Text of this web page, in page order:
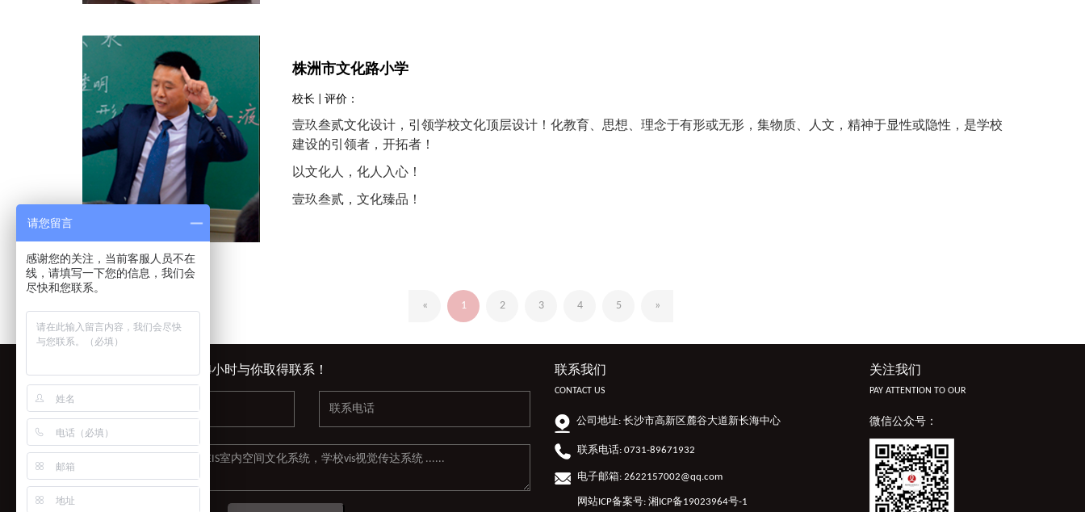
株洲市文化路小学
校长 | 评价：
壹玖叁贰文化设计，引领学校文化顶层设计！化教育、思想、理念于有形或无形，集物质、人文，精神于显性或隐性，是学校
建设的引领者，开拓者！
以文化人，化人入心！
壹玖叁贰，文化臻品！
« 1 2 3 4 5 »
在线留言，我们会在24小时与你取得联系！ 联系我们
CONTACT US
公司地址: 长沙市高新区麓谷大道新长海中心
联系电话: 0731-89671932
电子邮箱: 2622157002@qq.com
网站ICP备案号: 湘ICP备19023964号-1
关注我们
PAY ATTENTION TO OUR
微信公众号：
请您留言
感谢您的关注，当前客服人员不在
线，请填写一下您的信息，我们会
尽快和您联系。